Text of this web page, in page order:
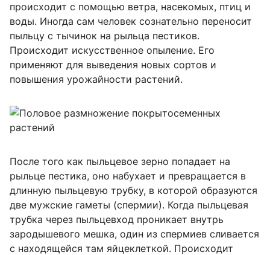
происходит с помощью ветра, насекомых, птиц и
воды. Иногда сам человек сознательно переносит
пыльцу с тычинок на рыльца пестиков.
Происходит искусственное опыление. Его
применяют для выведения новых сортов и
повышения урожайности растений.
После того как пыльцевое зерно попадает на
рыльце пестика, оно набухает и превращается в
длинную пыльцевую трубку, в которой образуются
две мужские гаметы (спермии). Когда пыльцевая
трубка через пыльцевход проникает внутрь
зародышевого мешка, один из спермиев сливается
с находящейся там яйцеклеткой. Происходит